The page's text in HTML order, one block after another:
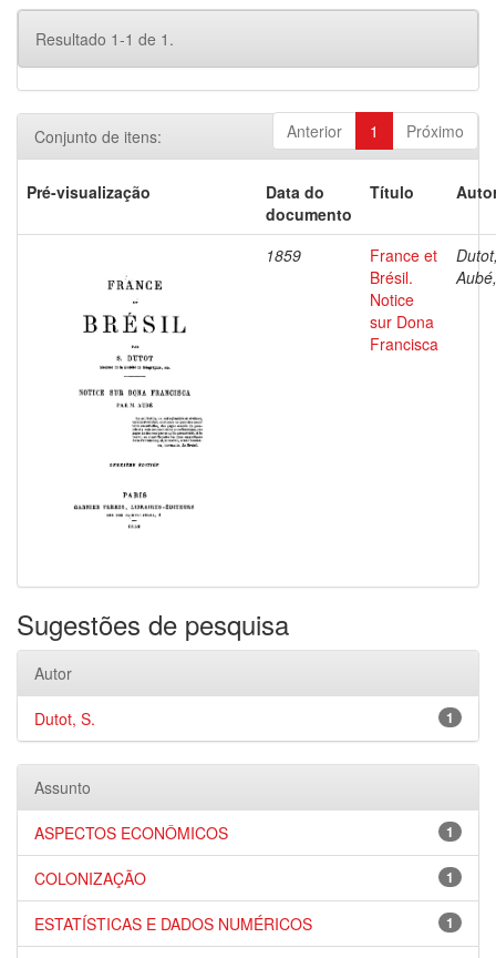
Resultado 1-1 de 1.
Anterior 1 Próximo
Conjunto de itens:
Pré-visualização
Data do
documento
Título
1859
France et
Brésil.
Notice
sur Dona
Francisca
Sugestões de pesquisa
Autor
1
Dutot, S.
Assunto
1
ASPECTOS ECONÔMICOS
1
COLONIZAÇÃO
1
ESTATÍSTICAS E DADOS NUMÉRICOS